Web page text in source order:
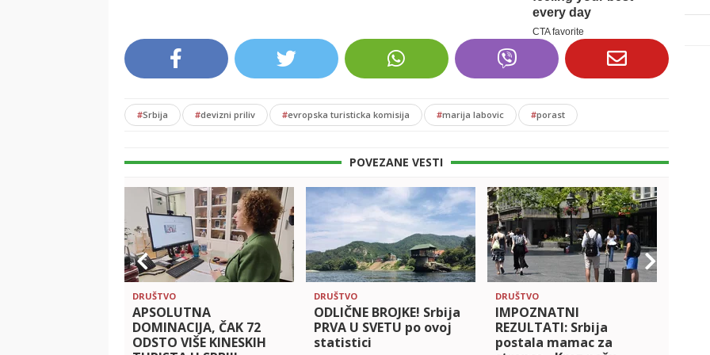
#Srbija #devizni priliv #evropska turisticka komisija #marija labovic #porast
POVEZANE VESTI
DRUŠTVO
APSOLUTNA
DOMINACIJA, ČAK 72
ODSTO VIŠE KINESKIH
DRUŠTVO
ODLIČNE BROJKE! Srbija
PRVA U SVETU po ovoj
statistici
DRUŠTVO
IMPOZNATNI
REZULTATI: Srbija
postala mamac za